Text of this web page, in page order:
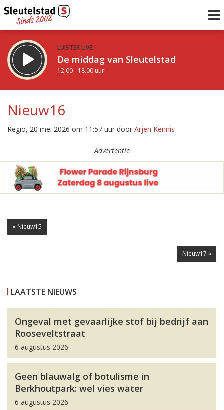
LUISTER LIVE:
De middag van Sleutelstad
12.00 - 18.00 uur
De avond van Sleutelstad
18.00 - 19.00 uur
Vorig uur
Nieuw16
Regio, 20 mei 2026 om 11:57 uur door Arjen Kennis
Advertentie
« Nieuw15
Nieuw17 »
LAATSTE NIEUWS
Ongeval met gevaarlijke stof bij bedrijf aan
Rooseveltstraat
6 augustus 2026
Geen blauwalg of botulisme in
Berkhoutpark: wel vies water
6 augustus 2026